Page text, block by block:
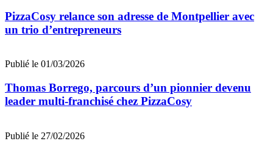
PizzaCosy relance son adresse de Montpellier avec
un trio d’entrepreneurs
Publié le 01/03/2026
Thomas Borrego, parcours d’un pionnier devenu
leader multi-franchisé chez PizzaCosy
Publié le 27/02/2026